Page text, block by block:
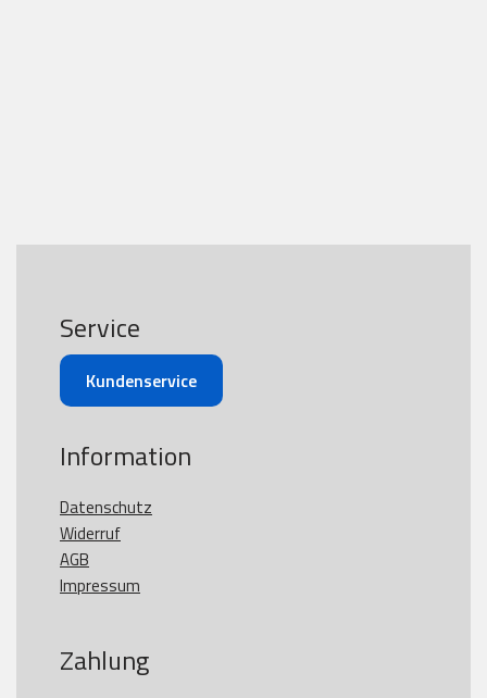
Service
Kundenservice
Information
Datenschutz
Widerruf
AGB
Impressum
Zahlung